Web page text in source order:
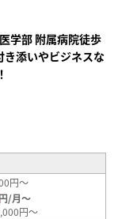
学部 附属病院徒歩
添いやビジネスな
円～
円/月～
円～